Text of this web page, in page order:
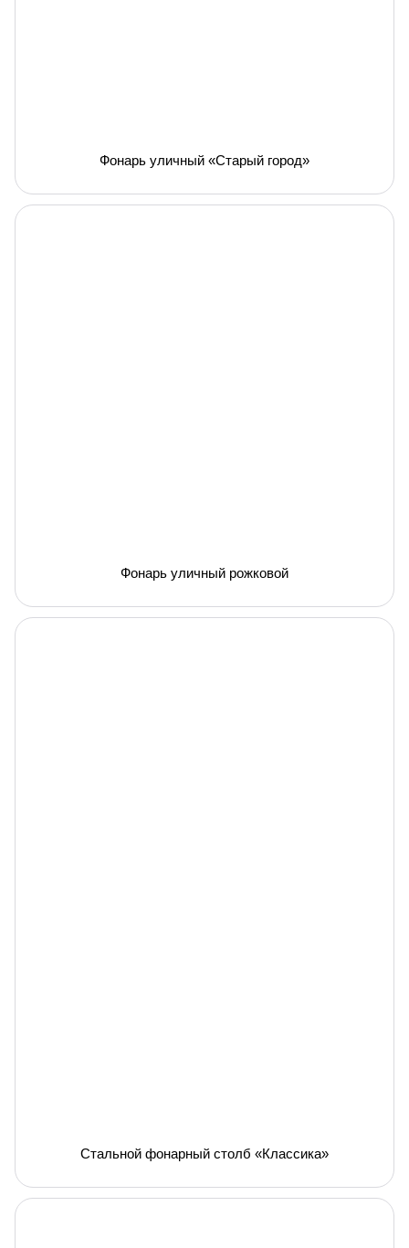
Фонарь уличный «Старый город»
Фонарь уличный рожковой
Стальной фонарный столб «Классика»